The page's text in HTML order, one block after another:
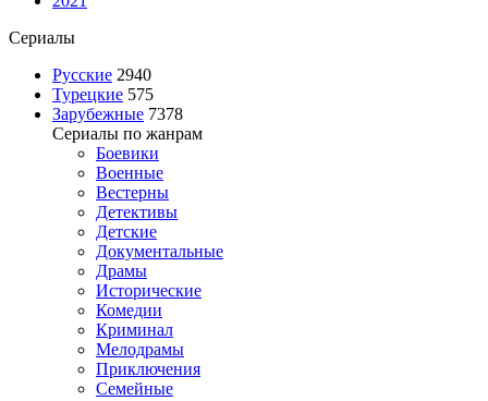
Сериалы
Русские 2940
Турецкие 575
Зарубежные 7378
Сериалы по жанрам
Боевики
Военные
Вестерны
Детективы
Детские
Документальные
Драмы
Исторические
Комедии
Криминал
Мелодрамы
Приключения
Семейные